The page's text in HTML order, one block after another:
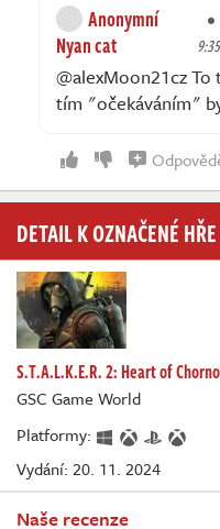
Anonymní
Nyan cat
9:35
@alexMoon21cz
tím "očekáváním"
DETAIL K OZNAČENÉ HŘE
S.T.A.L.K.E.R. 2: Heart of
GSC Game World
Platformy:
Vydání: 20. 11. 2024
Naše recenze